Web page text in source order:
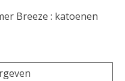
Breeze : katoenen